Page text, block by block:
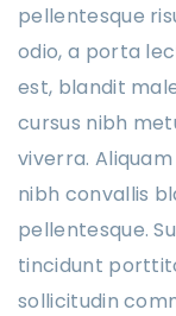
pellentesque
odio, a porta
est, blandit
cursus nibh
viverra.
nibh convallis
pellentesque.
tincidunt
sollicitudin